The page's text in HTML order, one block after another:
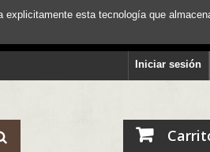
Iniciar sesión
esta tecnología que